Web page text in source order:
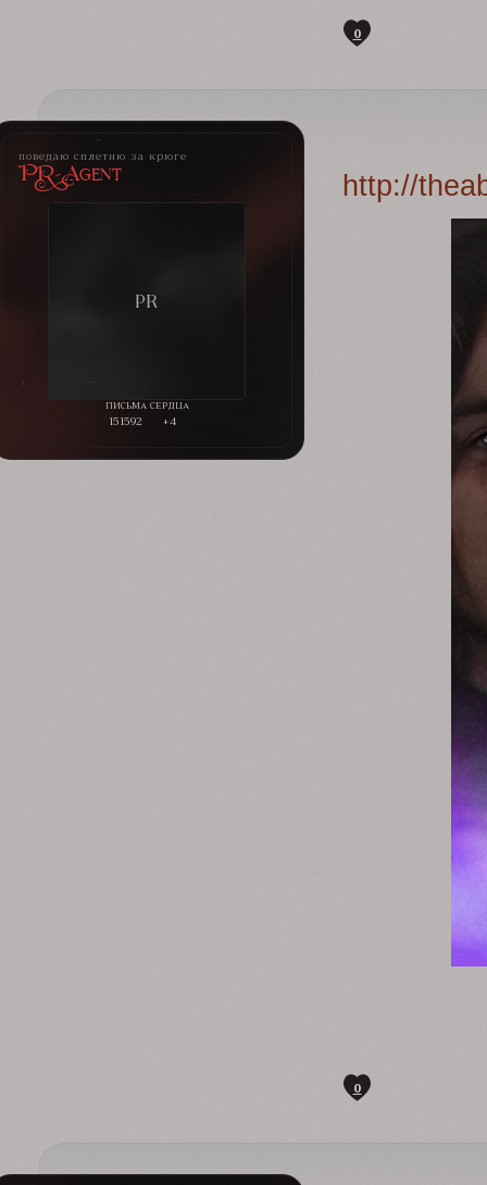
0
поведаю сплетню за крюге
PR-Agent
151592 +4
http://
0